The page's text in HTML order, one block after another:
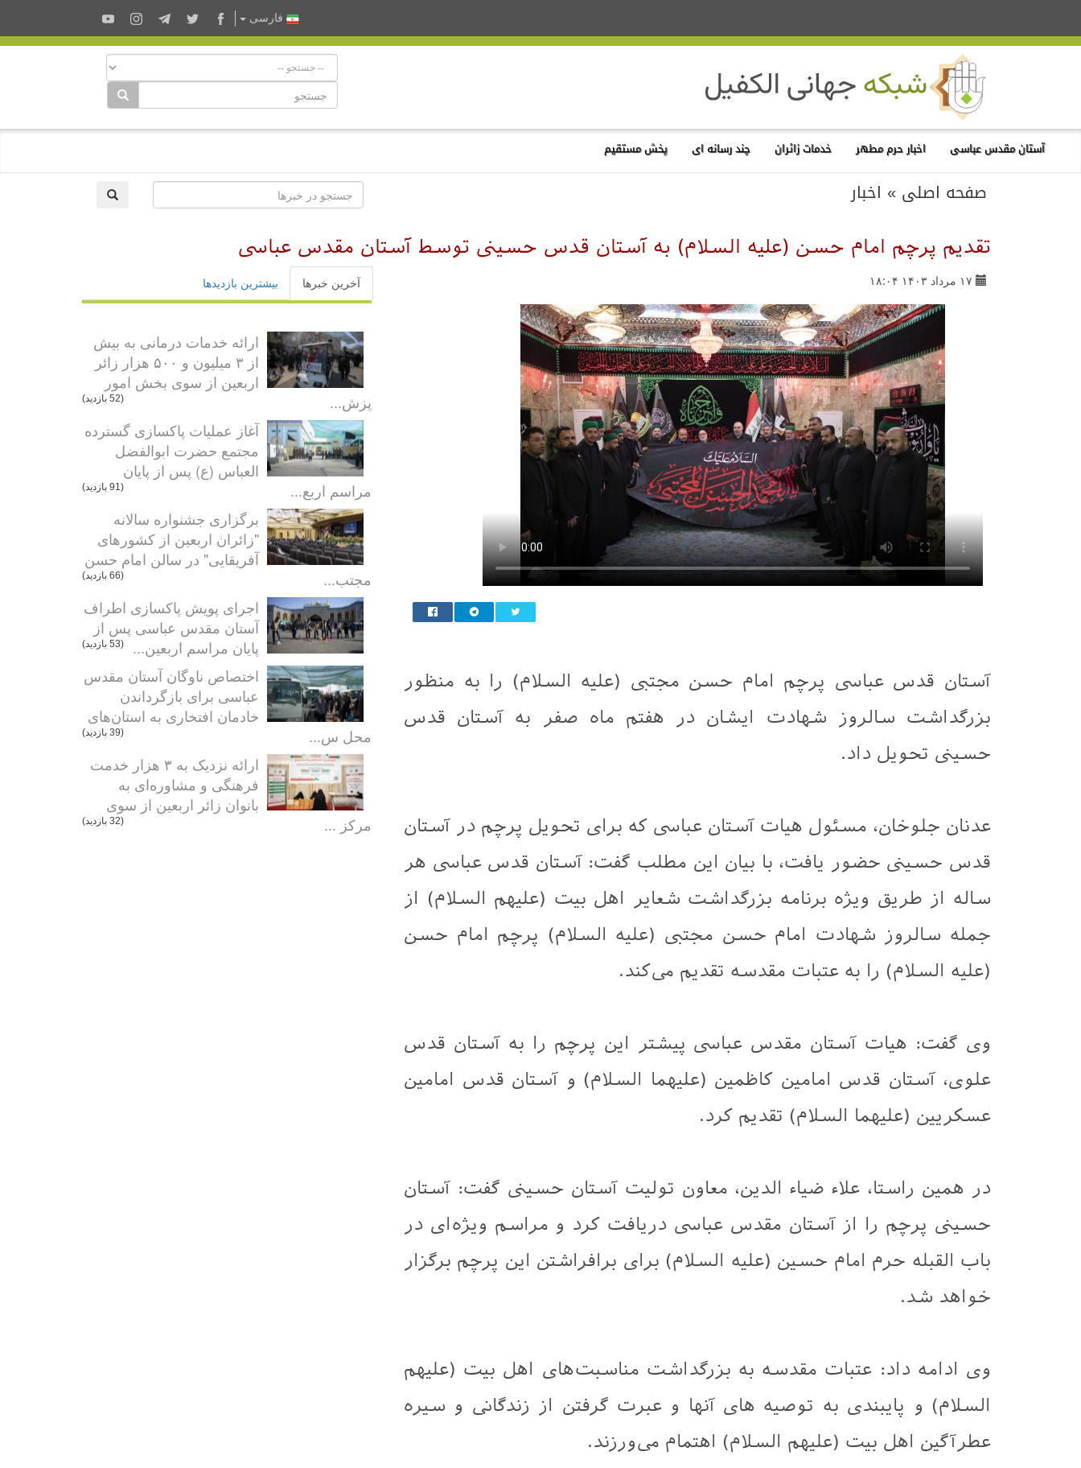
فارسى
آستان مقدس عباسی اخبار حرم مطهر خدمات زائران چند رسانه ای پخش مستقیم
صفحه اصلی » اخبار
تقدیم پرچم امام حسن (علیه السلام) به آستان قدس حسینی توسط آستان مقدس عباسی
۱۷ مرداد ۱۴۰۳ ۱۸:۰۴
آستان قدس عباسی پرچم امام حسن مجتبی (علیه السلام) را به منظور
بزرگداشت سالروز شهادت ایشان در هفتم ماه صفر به آستان قدس
حسینی تحویل داد.
عدنان جلوخان، مسئول هیات آستان عباسی که برای تحویل پرچم در آستان
قدس حسینی حضور یافت، با بیان این مطلب گفت: آستان قدس عباسی هر
ساله از طریق ویژه برنامه بزرگداشت شعایر اهل بیت (علیهم السلام) از
جمله سالروز شهادت امام حسن مجتبی (علیه السلام) پرچم امام حسن
(علیه السلام) را به عتبات مقدسه تقدیم می‌کند.
وی گفت: هیات آستان مقدس عباسی پیشتر این پرچم را به آستان قدس
علوی، آستان قدس امامین کاظمین (علیهما السلام) و آستان قدس امامین
عسکریین (علیهما السلام) تقدیم کرد.
در همین راستا، علاء ضياء الدين، معاون تولیت آستان حسینی گفت: آستان
حسینی پرچم را از آستان مقدس عباسی دریافت کرد و مراسم ویژه‌ای در
باب القبله حرم امام حسین (علیه السلام) برای برافراشتن این پرچم برگزار
خواهد شد.
وی ادامه داد: عتبات مقدسه به بزرگداشت مناسبت‌های اهل بیت (علیهم
السلام) و پایبندی به توصیه های آنها و عبرت گرفتن از زندگانی و سیره
عطرآگین اهل بیت (علیهم السلام) اهتمام می‌ورزند.
آخرین خبرها بیشترین بازدیدها
ارائه خدمات درمانی به بیش
از ۳ میلیون و ۵۰۰ هزار زائر
اربعین از سوی بخش امور
پزش...
(52 بازدید)
آغاز عملیات پاکسازی گسترده
مجتمع حضرت ابوالفضل
العباس (ع) پس از پایان
مراسم اربع...
(91 بازدید)
برگزاری جشنواره سالانه
"زائران اربعین از کشورهای
آفریقایی" در سالن امام حسن
مجتب...
(66 بازدید)
اجرای پویش پاکسازی اطراف
آستان مقدس عباسی پس از
پایان مراسم اربعین...
(53 بازدید)
اختصاص ناوگان آستان مقدس
عباسی برای بازگرداندن
خادمان افتخاری به استان‌های
محل س...
(39 بازدید)
ارائه نزدیک به ۳ هزار خدمت
فرهنگی و مشاوره‌ای به
بانوان زائر اربعین از سوی
مرکز ...
(32 بازدید)